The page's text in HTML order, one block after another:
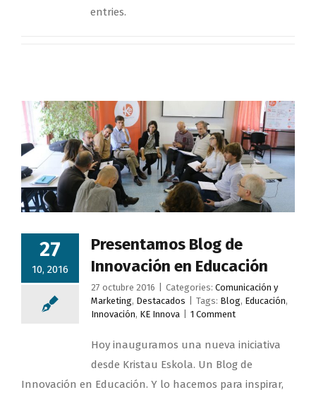
entries.
27
10, 2016
Presentamos Blog de
Innovación en Educación
27 octubre 2016 Categories: Comunicación y
Marketing, Destacados Tags: Blog, Educación,
Innovación, KE Innova 1 Comment
Hoy inauguramos una nueva iniciativa
desde Kristau Eskola. Un Blog de
Innovación en Educación. Y lo hacemos para inspirar,